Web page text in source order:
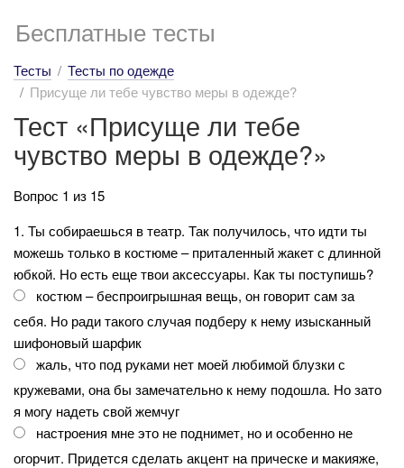
Бесплатные тесты
Тесты
Тесты по одежде
Присуще ли тебе чувство меры в одежде?
Тест «Присуще ли тебе
чувство меры в одежде?»
Вопрос 1 из 15
1. Ты собираешься в театр. Так получилось, что идти ты
можешь только в костюме – приталенный жакет с длинной
юбкой. Но есть еще твои аксессуары. Как ты поступишь?
костюм – беспроигрышная вещь, он говорит сам за
себя. Но ради такого случая подберу к нему изысканный
шифоновый шарфик
жаль, что под руками нет моей любимой блузки с
кружевами, она бы замечательно к нему подошла. Но зато
я могу надеть свой жемчуг
настроения мне это не поднимет, но и особенно не
огорчит. Придется сделать акцент на прическе и макияже,